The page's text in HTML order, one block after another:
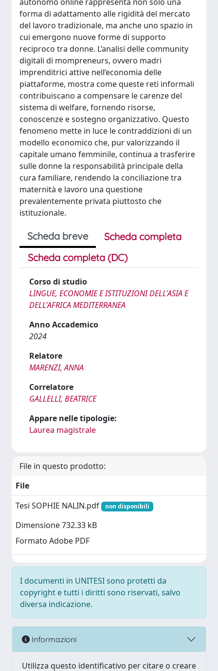
forma di adattamento alle rigidità del mercato
del lavoro tradizionale, ma anche uno spazio in
cui emergono nuove forme di supporto
reciproco tra donne. L’analisi delle community
digitali di mompreneurs, ovvero madri
imprenditrici attive nell’economia delle
piattaforme, mostra come queste reti informali
contribuiscano a compensare le carenze del
sistema di welfare, fornendo risorse,
conoscenze e sostegno organizzativo. Questo
fenomeno mette in luce le contraddizioni di un
modello economico che, pur valorizzando il
capitale umano femminile, continua a trasferire
sulle donne la responsabilità principale della
cura familiare, rendendo la conciliazione tra
maternità e lavoro una questione
prevalentemente privata piuttosto che
istituzionale.
Scheda breve
Scheda completa
Scheda completa (DC)
Corso di studio
LINGUE, ECONOMIE E ISTITUZIONI DELL'ASIA E
DELL'AFRICA MEDITERRANEA
Anno Accademico
2024
Relatore
MARENZI, ANNA
Correlatore
GALLELLI, BEATRICE
Appare nelle tipologie:
Laurea magistrale
File in questo prodotto:
File
Tesi SOPHIE NALIN.pdf
non disponibili
Dimensione 732.33 kB
Formato Adobe PDF
I documenti in UNITESI sono protetti da
copyright e tutti i diritti sono riservati, salvo
diversa indicazione.
Informazioni
Utilizza questo identificativo per citare o creare